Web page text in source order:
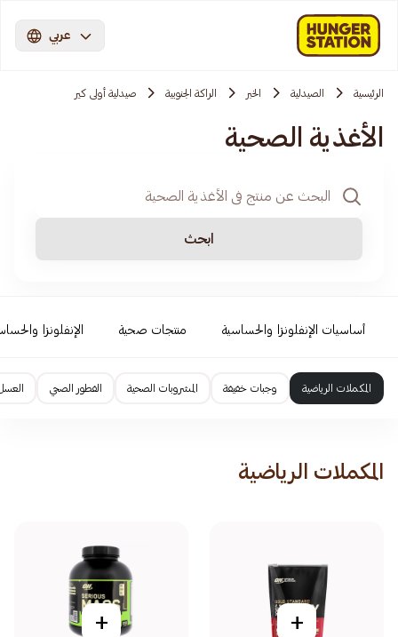
عربي
الرئيسية الصيدلية الخبر الراكة الجنوبية صيدلية أولى كير
الأغذية الصحية
ابحث
أساسيات الإنفلونزا والحساسية منتجات صحية الإنفلونزا
المكملات الرياضية وجبات خفيفة المشروبات الصحية الفطور الصحي
المكملات الرياضية
+
+